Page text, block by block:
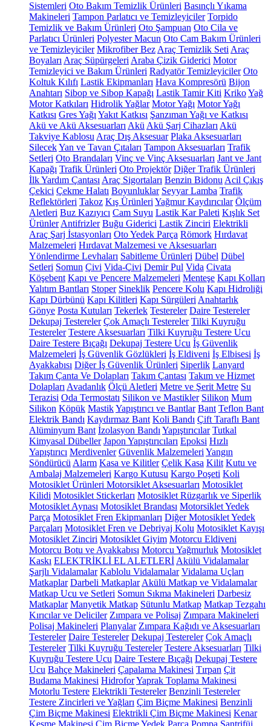
Sistemleri Oto Bakım Temizlik Ürünleri Basınçlı Yıkama
Makineleri Tampon Parlatıcı ve Temizleyiciler Torpido
Temizlik ve Bakım Ürünleri Oto Şampuan Oto Cila ve
Parlatıcı Ürünleri Polyester Macun Oto Cam Bakım Ürünleri
ve Temizleyiciler Mikrofiber Bez Araç Temizlik Seti Araç
Boyaları Araç Süpürgeleri Araba Çizik Giderici Motor
Temizleyici ve Bakım Ürünleri Radyatör Temizleyiciler Oto
Koltuk Kılıfı Lastik Ekipmanları Hava Kompresörü Bijon
Anahtarı Sibop ve Sibop Kapağı Lastik Tamir Kiti KrikoYağ
Motor Katkıları Hidrolik Yağlar Motor Yağı Motor Yağı
Katkısı Gres Yağı Yakıt Katkısı Şanzıman Yağı ve Katkısı
Akü ve Akü Aksesuarları Akü Akü Şarj Cihazları Akü
Takviye Kablosu Araç Dış Aksesuar Plaka Aksesuarları
SilecekYan ve Tavan Çıtaları Tampon Aksesuarları Trafik
Setleri Oto Brandaları Vinç ve Vinç Aksesuarları Jant ve Jant
Kapağı Trafik Ürünleri Oto Projektör Diğer Trafik Ürünleri
İlk Yardım Çantası Araç Sigortaları Benzin Bidonu Acil Çıkış
Çekici Çekme Halatı Boyunluklar Seyyar Lamba Trafik
Reflektörleri Takoz Kış Ürünleri Yağmur Kaydırıcılar Ölçüm
Aletleri Buz Kazıyıcı Cam Suyu Lastik Kar Paleti Kışlık Set
Ürünler Antifrizler Buğu Giderici Lastik Zinciri Elektrikli
Araç Şarj İstasyonları Oto Yedek Parça Römork Hırdavat
Malzemeleri Hırdavat Malzemesi ve Aksesuarları
Yönlendirme Levhaları Sabitleme Ürünleri Dübel Dübel
Setleri Somun Çivi Vida-Çivi Demir Pul Vida Civata
Köşebent Kapı ve Pencere Malzemeleri Menteşe Kapı Kolları
Yalıtım Bantları Stoper Sineklik Pencere Kolu Kapı Hidroliği
Kapı Dürbünü Kapı Kilitleri Kapı Sürgüleri Anahtarlık
Gönye Posta Kutuları Tekerlek Testereler Daire Testereler
Dekupaj Testereler Çok Amaçlı Testereler Tilki Kuyruğu
Testereler Testere Aksesuarları Tilki Kuyruğu Testere Ucu
Daire Testere Bıçağı Dekupaj Testere Ucu İş Güvenlik
Malzemeleri İş Güvenlik Gözlükleri İş Eldiveni İş Elbisesi İş
Ayakkabısı Diğer İş Güvenlik Ürünleri Siperlik Lanyard
Takım Çanta Ve Dolapları Takım Çantası Takım ve Hizmet
Dolapları Avadanlık Ölçü Aletleri Metre ve Şerit Metre Su
Terazisi Oda Termostatı Silikon ve Mastikler Silikon Mum
Silikon Köpük MastikYapıştırıcı ve Bantlar Bant Teflon Bant
Elektrik Bandı Kaydırmaz Bant Koli Bandı Çift Taraflı Bant
Alüminyum Bant İzolasyon Bandı Yapıştırıcılar Tutkal
Kimyasal Dübeller Japon Yapıştırıcıları Epoksi Hızlı
Yapıştırıcı Merdivenler Güvenlik Malzemeleri Yangın
Söndürücü Alarm Kasa ve Kilitler Çelik Kasa Kilit Kutu ve
Ambalaj Malzemeleri Kargo Kutusu Kargo Poşeti Koli
Motosiklet Ürünleri Motorsiklet Aksesuarları Motosiklet
Kilidi Motosiklet Stickerları Motosiklet Rüzgarlık ve Siperlik
Motosiklet Aynası Motosiklet Brandası Motorsiklet Yedek
Parça Motosiklet Fren Ekipmanları Diğer Motosiklet Yedek
Parçaları Motosiklet Fren ve Debriyaj Kolu Motosiklet Kayışı
Motosiklet Zinciri Motosiklet Giyim Motorcu Eldiveni
Motorcu Botu ve Ayakkabısı Motorcu Yağmurluk Motosiklet
Kaskı ELEKTRİKLİ EL ALETLERİ Akülü Vidalamalar
Şarjlı Vidalamalar Kablolu Vidalamalar Vidalama Uçları
Matkaplar Darbeli Matkaplar Akülü Matkap ve Vidalamalar
Matkap Ucu ve Setleri Somun Sıkma Makineleri Darbesiz
Matkaplar Manyetik Matkap Sütunlu Matkap Matkap Tezgahı
Kırıcılar ve Deliciler Zımpara ve Polisaj Zımpara Makineleri
Polisaj Makineleri Planyalar Zımpara Kağıdı ve Aksesuarları
Testereler Daire Testereler Dekupaj Testereler Çok Amaçlı
Testereler Tilki Kuyruğu Testereler Testere Aksesuarları Tilki
Kuyruğu Testere Ucu Daire Testere Bıçağı Dekupaj Testere
Ucu Bahçe Makineleri Çapalama Makinesi Tırpan Çit
Budama Makinesi HidroforYaprak Toplama Makinesi
Motorlu Testere Elektrikli Testereler Benzinli Testereler
Testere Zincirleri ve Yağları Çim Biçme Makinesi Benzinli
Çim Biçme Makinesi Elektrikli Çim Biçme Makinesi Kenar
Kesme Makinesi Çim Biçme Yedek Parça Pompa Santrifüj